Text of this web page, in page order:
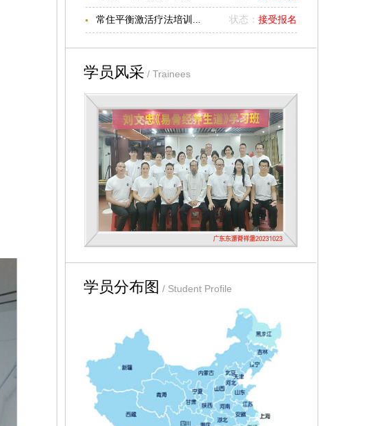
状态： 接受报名
常住平衡激活疗法培训...
学员风采 / Trainees
学员分布图 / Student Profile